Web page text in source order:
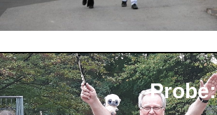
Probe: